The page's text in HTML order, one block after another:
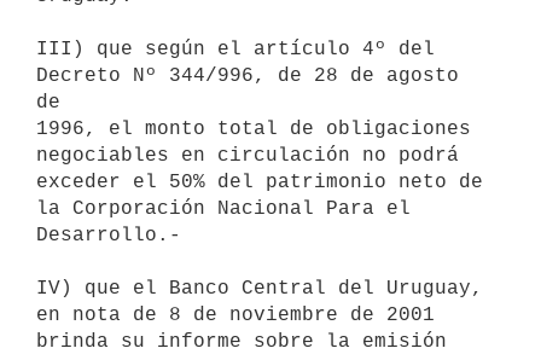
III) que según el artículo 4º del
Decreto Nº 344/996, de 28 de agosto
de
1996, el monto total de obligaciones
negociables en circulación no podrá
exceder el 50% del patrimonio neto de
la Corporación Nacional Para el
Desarrollo.-
IV) que el Banco Central del Uruguay,
en nota de 8 de noviembre de 2001
brinda su informe sobre la emisión